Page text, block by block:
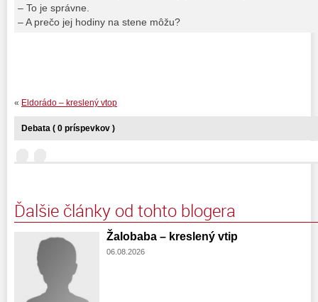
– To je správne.
– A prečo jej hodiny na stene môžu?
« Eldorádo – kreslený vtop
Debata ( 0 príspevkov )
Ďalšie články od tohto blogera
Žalobaba – kreslený vtip
06.08.2026